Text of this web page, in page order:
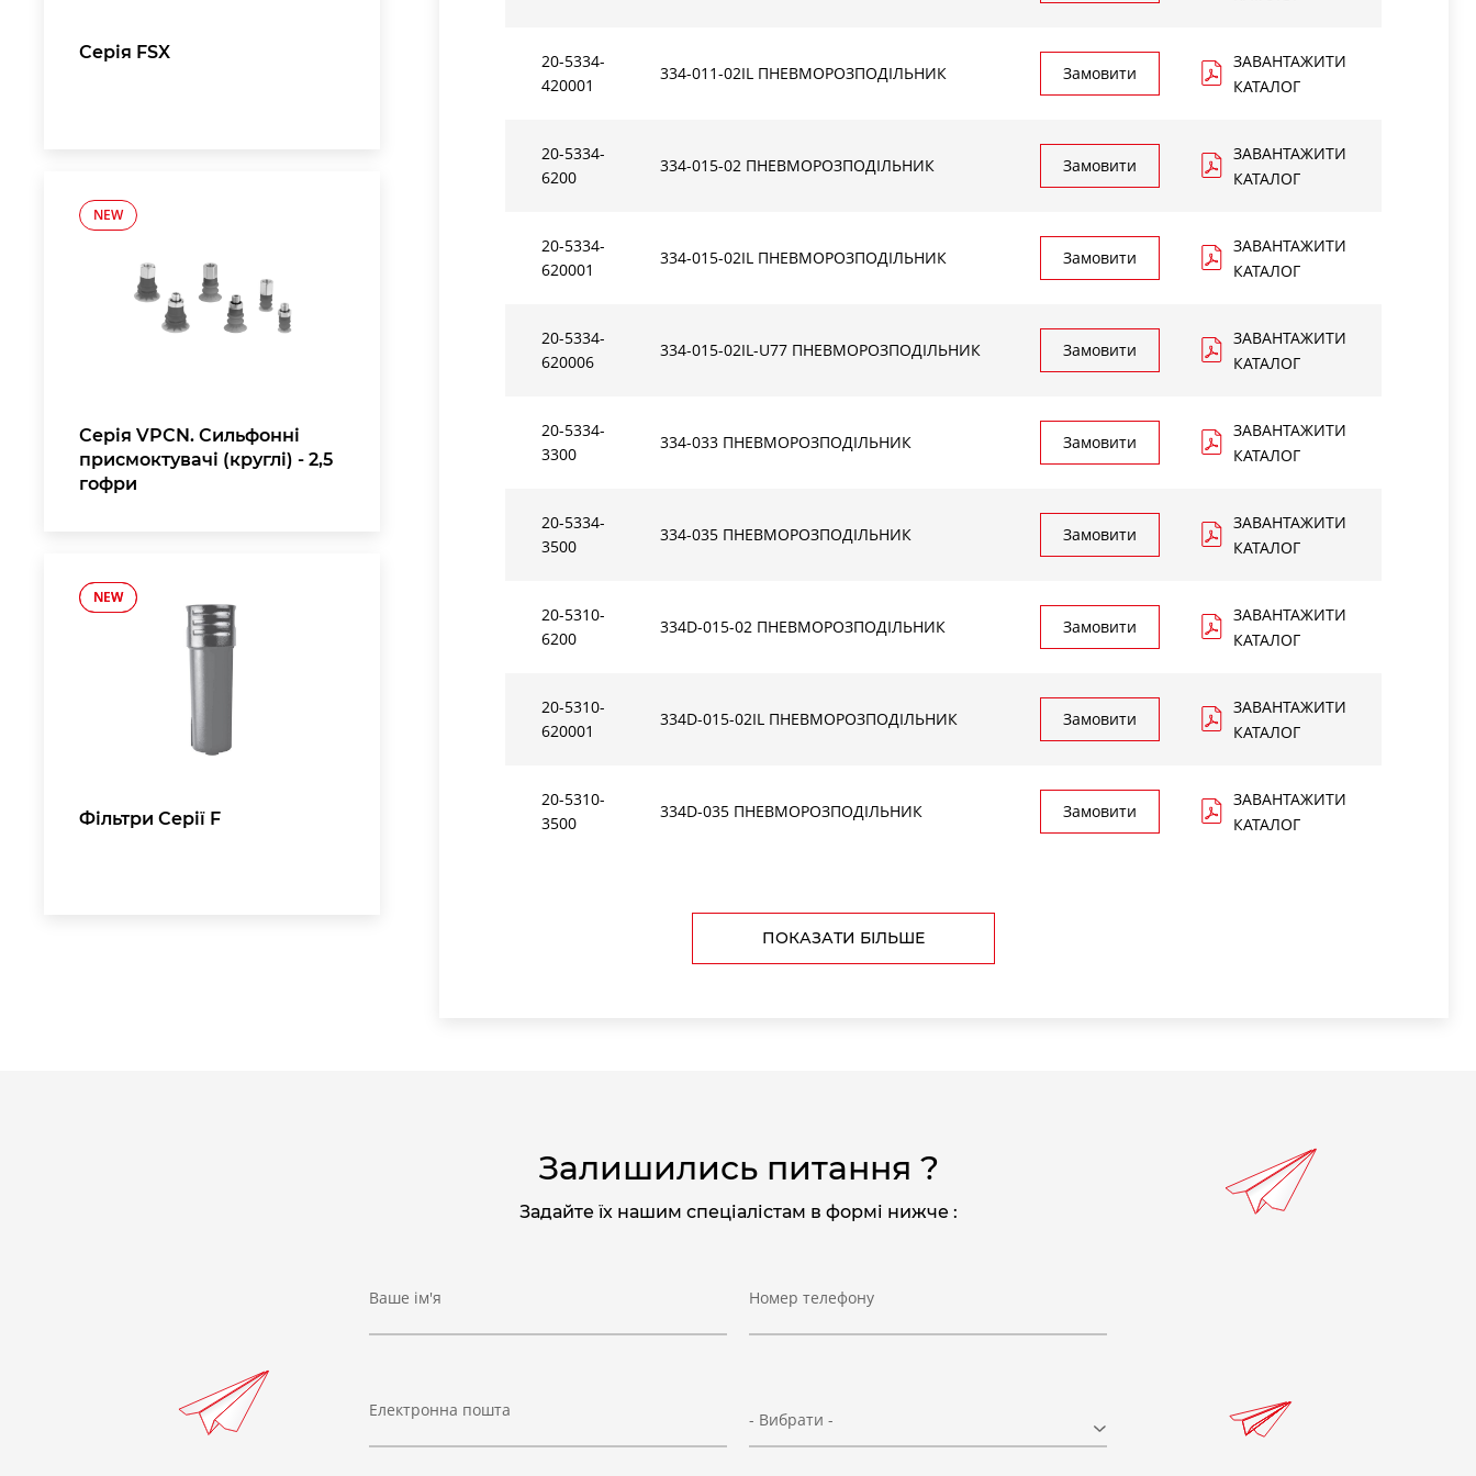
Серія FSX
NEW
Серія VPCN. Сильфонні
присмоктувачі (круглі) - 2,5
гофри
NEW
NEW
Фільтри Серії F
Кільце ущільнення, 18х1 – 2 шт.
Ущільнення сепаратора – 6 шт.
Пружина золотника – 1 шт.
Приклад розподільника з бістабільним ручним
дублюванням під викрутку (стандарт).
(IM) и бистабильным (IL) ручным дублированием. Оба
исполнения доступны только по заказу.
Пример кода для заказа: 354-015-02IL.
20-5334-
420001
334-011-02IL ПНЕВМОРОЗПОДIЛЬНИК Замовити
ЗАВАНТАЖИТИ
КАТАЛОГ
20-5334-
6200
334-015-02 ПНЕВМОРОЗПОДIЛЬНИК Замовити
ЗАВАНТАЖИТИ
КАТАЛОГ
20-5334-
620001
334-015-02IL ПНЕВМОРОЗПОДIЛЬНИК Замовити
ЗАВАНТАЖИТИ
КАТАЛОГ
20-5334-
620006
334-015-02IL-U77 ПНЕВМОРОЗПОДIЛЬНИК Замовити
ЗАВАНТАЖИТИ
КАТАЛОГ
20-5334-
3300
334-033 ПНЕВМОРОЗПОДIЛЬНИК Замовити
ЗАВАНТАЖИТИ
КАТАЛОГ
20-5334-
3500
334-035 ПНЕВМОРОЗПОДIЛЬНИК Замовити
ЗАВАНТАЖИТИ
КАТАЛОГ
20-5310-
6200
334D-015-02 ПНЕВМОРОЗПОДIЛЬНИК Замовити
ЗАВАНТАЖИТИ
КАТАЛОГ
20-5310-
620001
334D-015-02IL ПНЕВМОРОЗПОДIЛЬНИК Замовити
ЗАВАНТАЖИТИ
КАТАЛОГ
20-5310-
3500
334D-035 ПНЕВМОРОЗПОДIЛЬНИК Замовити
ЗАВАНТАЖИТИ
КАТАЛОГ
ПОКАЗАТИ БІЛЬШЕ
Залишились питання ?
Задайте їх нашим спеціалістам в формі нижче :
Ваше ім'я Номер телефону
Електронна пошта - Вибрати -